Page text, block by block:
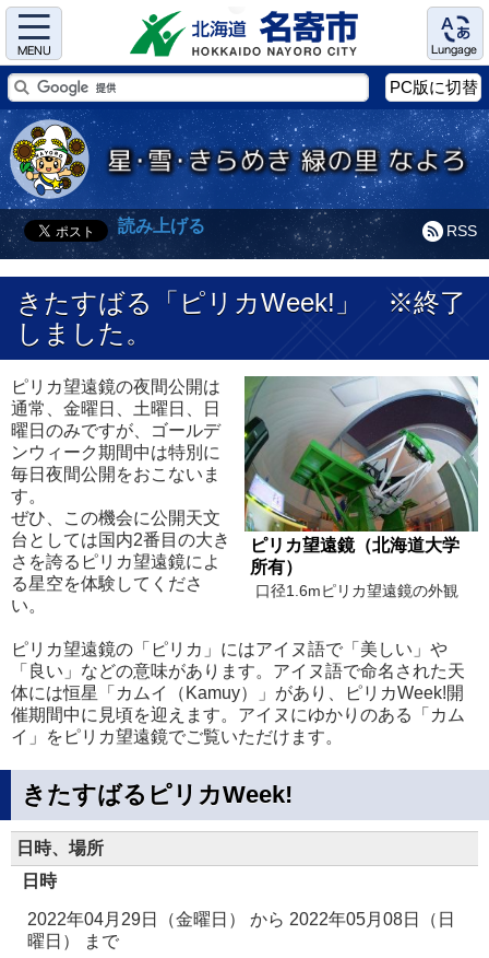
Menu Language
PC版に切替
RSS
読み上げる
きたすばる「ピリカWeek!」 ※終了
しました。
ピリカ望遠鏡（北海道大学
所有）
口径1.6mピリカ望遠鏡の外観
ピリカ望遠鏡の夜間公開は
通常、金曜日、土曜日、日
曜日のみですが、ゴールデ
ンウィーク期間中は特別に
毎日夜間公開をおこないま
す。
ぜひ、この機会に公開天文
台としては国内2番目の大き
さを誇るピリカ望遠鏡によ
る星空を体験してくださ
い。
ピリカ望遠鏡の「ピリカ」にはアイヌ語で「美しい」や
「良い」などの意味があります。アイヌ語で命名された天
体には恒星「カムイ（Kamuy）」があり、ピリカWeek!開
催期間中に見頃を迎えます。アイヌにゆかりのある「カム
イ」をピリカ望遠鏡でご覧いただけます。
きたすばるピリカWeek!
日時、場所
日時
2022年04月29日（金曜日） から 2022年05月08日（日
曜日）
まで